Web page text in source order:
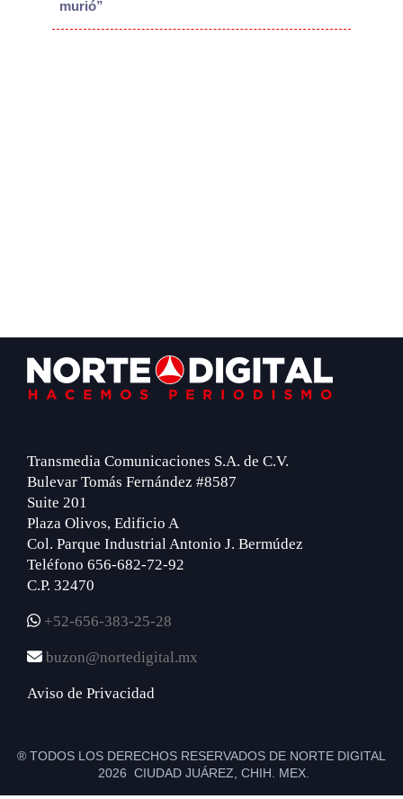
murió”
Footer
Transmedia Comunicaciones S.A. de C.V.
Bulevar Tomás Fernández #8587
Suite 201
Plaza Olivos, Edificio A
Col. Parque Industrial Antonio J. Bermúdez
Teléfono 656-682-72-92
C.P. 32470
+52-656-383-25-28
buzon@nortedigital.mx
Aviso de Privacidad
® TODOS LOS DERECHOS RESERVADOS DE NORTE DIGITAL
2026 CIUDAD JUÁREZ, CHIH. MEX.